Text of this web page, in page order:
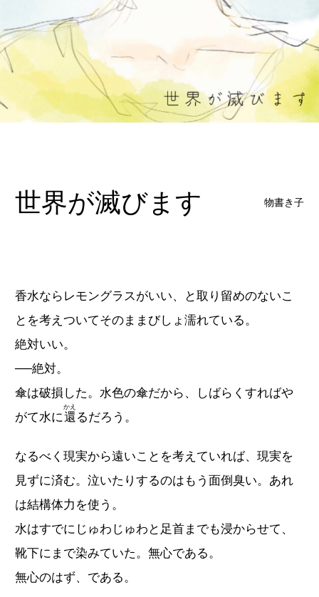
世界が滅びます 物書き子
香水ならレモングラスがいい、と取り留めのないこ
とを考えついてそのままびしょ濡れている。
絶対いい。
──絶対。
傘は破損した。水色の傘だから、しばらくすればや
がて水に還
かえ
るだろう。
なるべく現実から遠いことを考えていれば、現実を
見ずに済む。泣いたりするのはもう面倒臭い。あれ
は結構体力を使う。
水はすでにじゅわじゅわと足首までも浸からせて、
靴下にまで染みていた。無心である。
無心のはず、である。